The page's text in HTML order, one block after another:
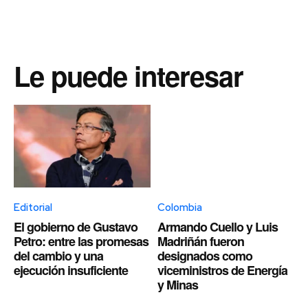
Le puede interesar
Editorial
El gobierno de Gustavo
Petro: entre las promesas
del cambio y una
ejecución insuficiente
Colombia
Armando Cuello y Luis
Madriñán fueron
designados como
viceministros de Energía
y Minas